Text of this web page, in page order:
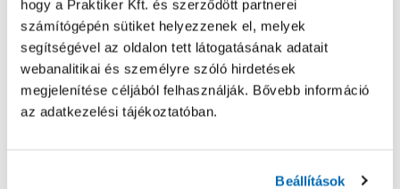
hogy a Praktiker Kft. és szerződött partnerei
számítógépén sütiket helyezzenek el, melyek
segítségével az oldalon tett látogatásának adatait
webanalitikai és személyre szóló hirdetések
megjelenítése céljából felhasználják. Bővebb információ
az adatkezelési tájékoztatóban.
Beállítások